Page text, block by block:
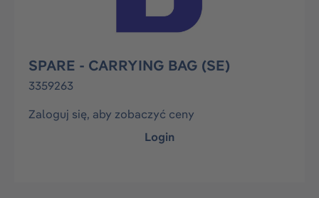
SPARE - CARRYING BAG (SE)
3359263
Zaloguj się, aby zobaczyć ceny
Login